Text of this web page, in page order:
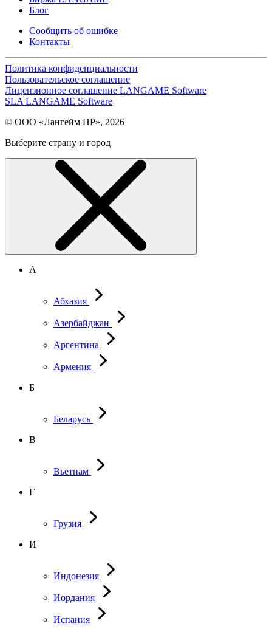
Блог
Сообщить об ошибке
Контакты
Политика конфиденциальности
Пользовательское соглашение
Лицензионное соглашение LANGAME Software
SLA LANGAME Software
© ООО «Лангейм ПР», 2026
Выберите страну и город
А
Абхазия
Азербайджан
Аргентина
Армения
Б
Беларусь
В
Вьетнам
Г
Грузия
И
Индонезия
Иордания
Испания